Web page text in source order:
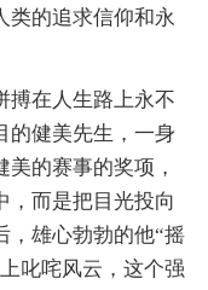
类的追求信仰和永
搏在人生路上永不
的健美先生，一身
的赛事的奖项，
，而是把目光投向
，雄心勃勃的他“摇
叱咤风云，这个强